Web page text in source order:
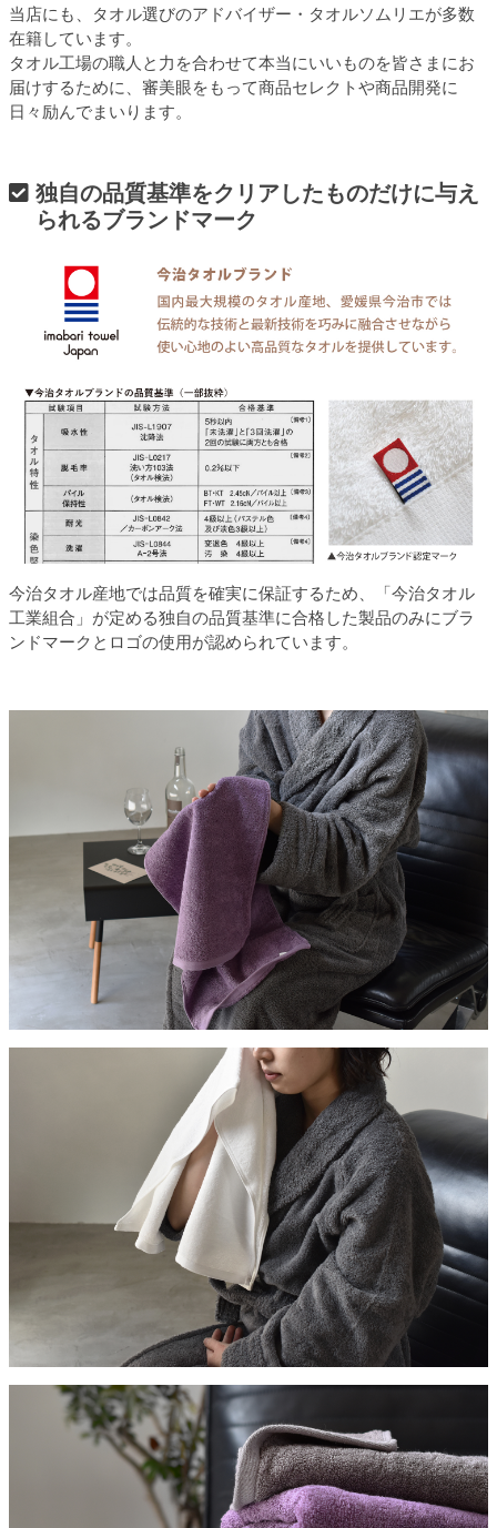
当店にも、タオル選びのアドバイザー・タオルソムリエが多数
在籍しています。
タオル工場の職人と力を合わせて本当にいいものを皆さまにお
届けするために、審美眼をもって商品セレクトや商品開発に
日々励んでまいります。
独自の品質基準をクリアしたものだけに与え
られるブランドマーク
今治タオル産地では品質を確実に保証するため、「今治タオル
工業組合」が定める独自の品質基準に合格した製品のみにブラ
ンドマークとロゴの使用が認められています。